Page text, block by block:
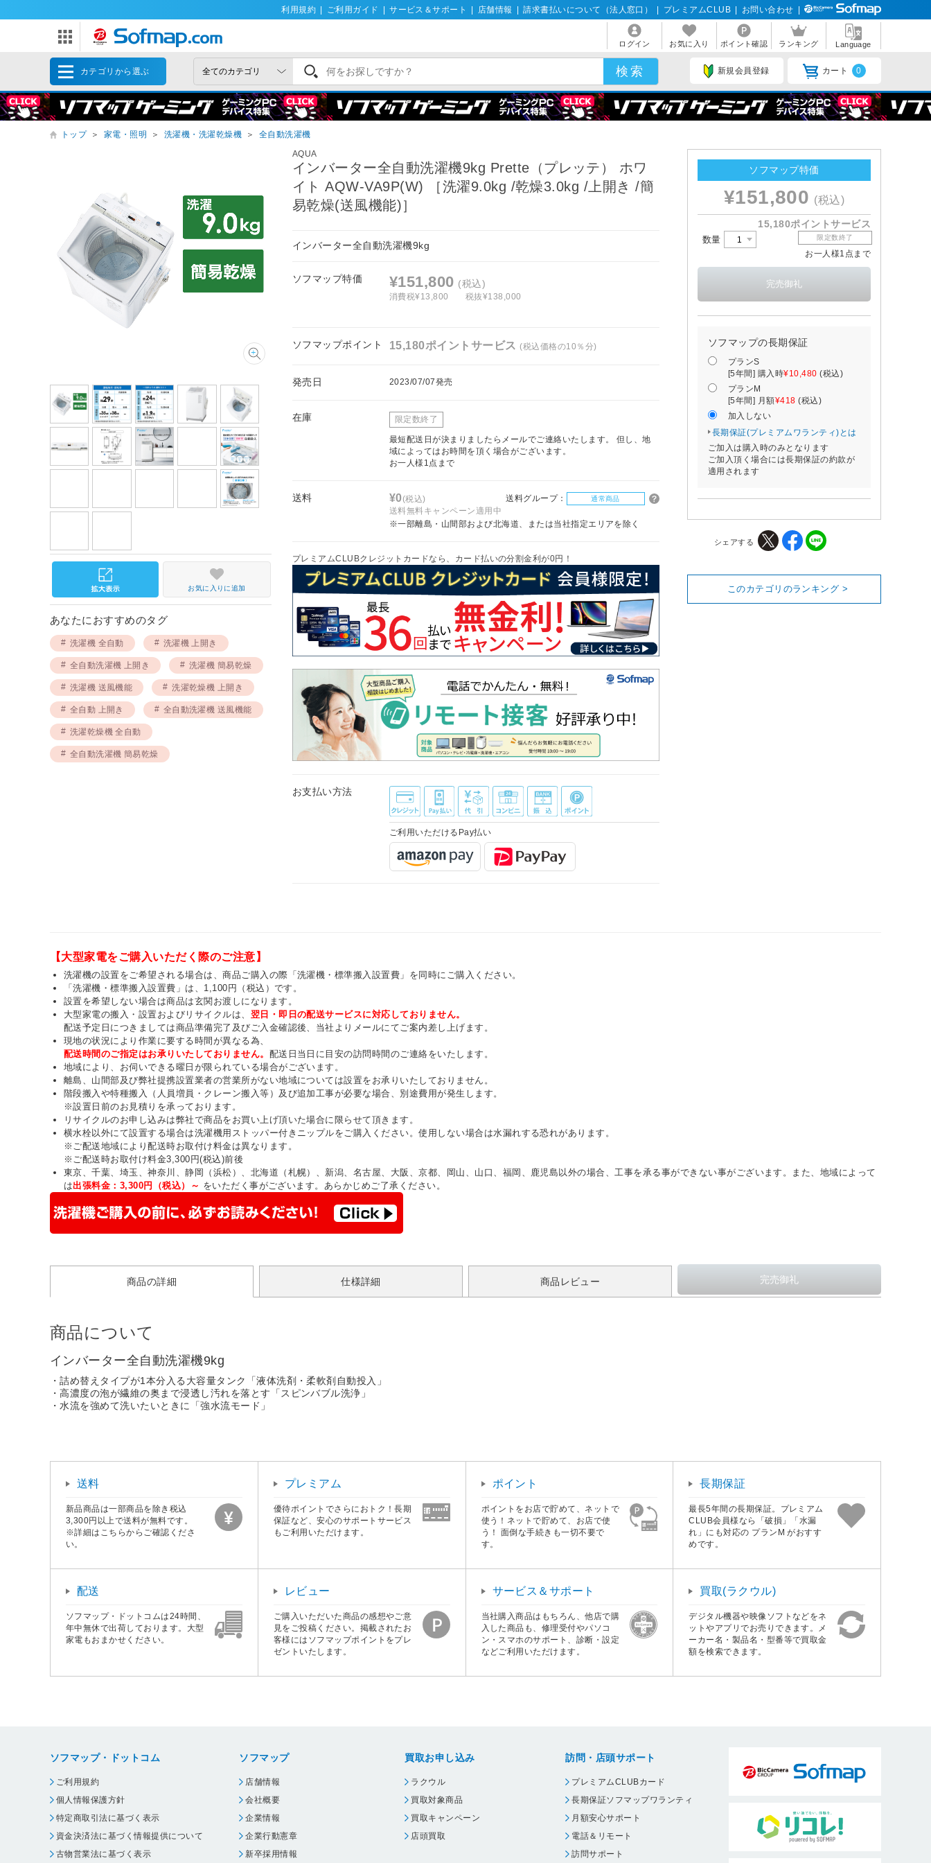
利用規約 ご利用ガイド サービス＆サポート 店舗情報 請求書払いについて（法人窓口） プレミアムCLUB お問い合わせ
ログイン お気に入り ポイント確認 ランキング Language
カテゴリから選ぶ 新規会員登録 カート 0
トップ ＞ 家電・照明 ＞ 洗濯機・洗濯乾燥機 ＞
全自動洗濯機
AQUA
インバーター全自動洗濯機9kg Prette（プレッテ） ホワ
イト AQW-VA9P(W) ［洗濯9.0kg /乾燥3.0kg /上開き /簡
易乾燥(送風機能)］
インバーター全自動洗濯機9kg
ソフマップ特価 ¥151,800 (税込)
消費税¥13,800 税抜¥138,000
ソフマップポイント 15,180ポイントサービス(税込価格の10％分)
発売日 2023/07/07発売
在庫 限定数終了
最短配送日が決まりましたらメールでご連絡いたします。 但し、地
域によってはお時間を頂く場合がございます。
お一人様1点まで
送料 ¥0(税込) 送料グループ： 通常商品
送料無料キャンペーン適用中
※一部離島・山間部および北海道、または当社指定エリアを除く
プレミアムCLUBクレジットカードなら、カード払いの分割金利が0円！
お支払い方法
ご利用いただけるPay払い
お気に入りに追加
あなたにおすすめのタグ
洗濯機 全自動 洗濯機 上開き
全自動洗濯機 上開き 洗濯機 簡易乾燥
洗濯機 送風機能 洗濯乾燥機 上開き
全自動 上開き 全自動洗濯機 送風機能
洗濯乾燥機 全自動
全自動洗濯機 簡易乾燥
ソフマップ特価
¥151,800 (税込)
15,180ポイントサービス
数量 限定数終了
お一人様1点まで
ソフマップの長期保証
プランS
[5年間] 購入時¥10,480 (税込)
プランM
[5年間] 月額¥418 (税込)
加入しない
長期保証(プレミアムワランティ)とは
ご加入は購入時のみとなります
ご加入頂く場合には長期保証の約款が
適用されます
シェアする
このカテゴリのランキング >
【大型家電をご購入いただく際のご注意】
洗濯機の設置をご希望される場合は、商品ご購入の際「洗濯機・標準搬入設置費」を同時にご購入ください。
「洗濯機・標準搬入設置費」は、1,100円（税込）です。
設置を希望しない場合は商品は玄関お渡しになります。
大型家電の搬入・設置およびリサイクルは、 翌日・即日の配送サービスに対応しておりません。
配送予定日につきましては商品準備完了及びご入金確認後、当社よりメールにてご案内差し上げます。
現地の状況により作業に要する時間が異なる為、
配送時間のご指定はお承りいたしておりません。 配送日当日に目安の訪問時間のご連絡をいたします。
地域により、お伺いできる曜日が限られている場合がございます。
離島、山間部及び弊社提携設置業者の営業所がない地域については設置をお承りいたしておりません。
階段搬入や特種搬入（人員増員・クレーン搬入等）及び追加工事が必要な場合、別途費用が発生します。
※設置日前のお見積りを承っております。
リサイクルのお申し込みは弊社で商品をお買い上げ頂いた場合に限らせて頂きます。
横水栓以外にて設置する場合は洗濯機用ストッパー付きニップルをご購入ください。使用しない場合は水漏れする恐れがあります。
※ご配送地域により配送時お取付け料金は異なります。
※ご配送時お取付け料金3,300円(税込)前後
東京、千葉、埼玉、神奈川、静岡（浜松）、北海道（札幌）、新潟、名古屋、大阪、京都、岡山、山口、福岡、鹿児島以外の場合、工事を承る事ができない事がございます。また、地域によって
は出張料金：3,300円（税込）～ をいただく事がございます。あらかじめご了承ください。
商品の詳細 仕様詳細 商品レビュー
商品について
インバーター全自動洗濯機9kg
・詰め替えタイプが1本分入る大容量タンク「液体洗剤・柔軟剤自動投入」
・高濃度の泡が繊維の奥まで浸透し汚れを落とす「スピンバブル洗浄」
・水流を強めて洗いたいときに「強水流モード」
送料
新品商品は一部商品を除き税込
3,300円以上で送料が無料です。
※詳細はこちらからご確認くださ
い。
プレミアム
優待ポイントでさらにおトク！長期
保証など、安心のサポートサービス
もご利用いただけます。
ポイント
ポイントをお店で貯めて、ネットで
使う！ネットで貯めて、お店で使
う！ 面倒な手続きも一切不要で
す。
長期保証
最長5年間の長期保証。プレミアム
CLUB会員様なら「破損」「水漏
れ」にも対応の プランM がおすす
めです。
配送
ソフマップ・ドットコムは24時間、
年中無休で出荷しております。大型
家電もおまかせください。
レビュー
ご購入いただいた商品の感想やご意
見をご投稿ください。掲載されたお
客様にはソフマップポイントをプレ
ゼントいたします。
サービス＆サポート
当社購入商品はもちろん、他店で購
入した商品も、修理受付やパソコ
ン・スマホのサポート、診断・設定
などご利用いただけます。
買取(ラクウル)
デジタル機器や映像ソフトなどをネ
ットやアプリでお売りできます。メ
ーカー名・製品名・型番等で買取金
額を検索できます。
ソフマップ・ドットコム
ご利用規約
個人情報保護方針
特定商取引法に基づく表示
資金決済法に基づく情報提供について
古物営業法に基づく表示
ソフマップ
店舗情報
会社概要
企業情報
企業行動憲章
新卒採用情報
買取お申し込み
ラクウル
買取対象商品
買取キャンペーン
店頭買取
訪問・店頭サポート
プレミアムCLUBカード
長期保証ソフマップワランティ
月額安心サポート
電話＆リモート
訪問サポート